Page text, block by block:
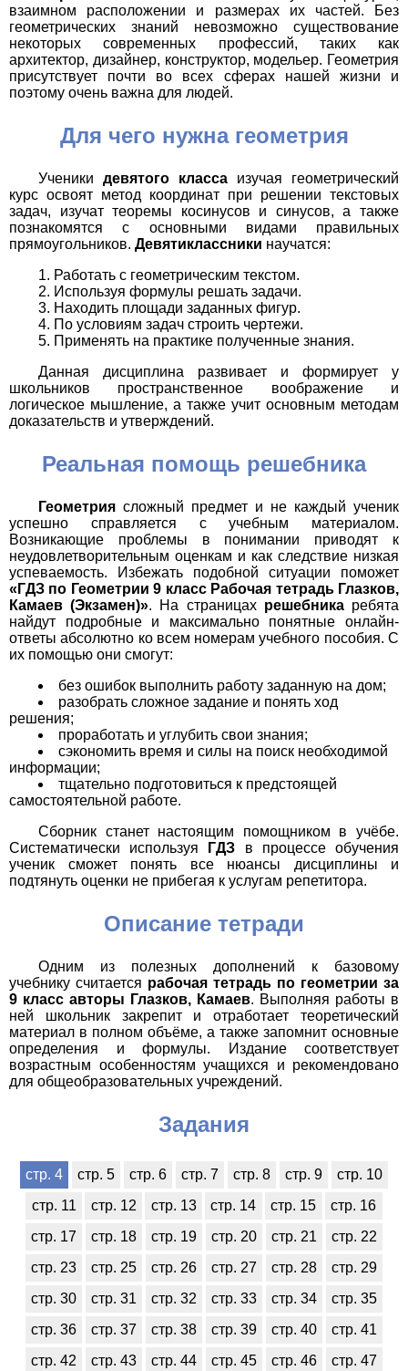
взаимном расположении и размерах их частей. Без
геометрических знаний невозможно существование
некоторых современных профессий, таких как
архитектор, дизайнер, конструктор, модельер. Геометрия
присутствует почти во всех сферах нашей жизни и
поэтому очень важна для людей.
Для чего нужна геометрия
Ученики девятого класса изучая геометрический
курс освоят метод координат при решении текстовых
задач, изучат теоремы косинусов и синусов, а также
познакомятся с основными видами правильных
прямоугольников. Девятиклассники научатся:
Работать с геометрическим текстом.
Используя формулы решать задачи.
Находить площади заданных фигур.
По условиям задач строить чертежи.
Применять на практике полученные знания.
Данная дисциплина развивает и формирует у
школьников пространственное воображение и
логическое мышление, а также учит основным методам
доказательств и утверждений.
Реальная помощь решебника
Геометрия сложный предмет и не каждый ученик
успешно справляется с учебным материалом.
Возникающие проблемы в понимании приводят к
неудовлетворительным оценкам и как следствие низкая
успеваемость. Избежать подобной ситуации поможет
«ГДЗ по Геометрии 9 класс Рабочая тетрадь Глазков,
Камаев (Экзамен)». На страницах решебникаребята
найдут подробные и максимально понятные онлайн-
ответы абсолютно ко всем номерам учебного пособия. С
их помощью они смогут:
без ошибок выполнить работу заданную на дом;
разобрать сложное задание и понять ход
решения;
проработать и углубить свои знания;
сэкономить время и силы на поиск необходимой
информации;
тщательно подготовиться к предстоящей
самостоятельной работе.
Сборник станет настоящим помощником в учёбе.
Систематически используя
ГДЗ в процессе обучения
ученик сможет понять все нюансы дисциплины и
подтянуть оценки не прибегая к услугам репетитора.
Описание тетради
Одним из полезных дополнений к базовому
учебнику считается рабочая тетрадь по геометрии за
9 класс авторы Глазков, Камаев. Выполняя работы в
ней школьник закрепит и отработает теоретический
материал в полном объёме, а также запомнит основные
определения и формулы. Издание соответствует
возрастным особенностям учащихся и рекомендовано
для общеобразовательных учреждений.
Задания
стр. 4 стр. 5 стр. 6 стр. 7 стр. 8 стр. 9
стр. 10
стр. 11
стр. 12 стр. 13 стр. 14 стр. 15
стр. 16
стр. 17
стр. 18 стр. 19 стр. 20 стр. 21
стр. 22
стр. 23
стр. 25 стр. 26 стр. 27 стр. 28
стр. 29
стр. 30
стр. 31 стр. 32 стр. 33 стр. 34
стр. 35
стр. 36
стр. 37 стр. 38 стр. 39 стр. 40
стр. 41
стр. 42
стр. 43 стр. 44 стр. 45 стр. 46
стр. 47